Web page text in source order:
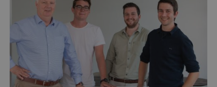
NIET-GECLASSIFICEERD
Strikt noodzakelijk
Prestatie
Targeting
Functioneel
Niet-geclassificeerd